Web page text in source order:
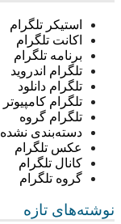
استیکر تلگرام
اکانت تلگرام
برنامه تلگرام
تلگرام اندروید
تلگرام دانلود
تلگرام کامپیوتر
تلگرام گروه
دسته‌بندی نشده
عکس تلگرام
کانال تلگرام
گروه تلگرام
نوشته‌های تازه